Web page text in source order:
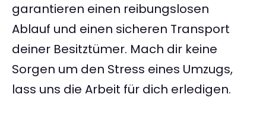
garantieren einen reibungslosen
Ablauf und einen sicheren Transport
deiner Besitztümer. Mach dir keine
Sorgen um den Stress eines Umzugs,
lass uns die Arbeit für dich erledigen.